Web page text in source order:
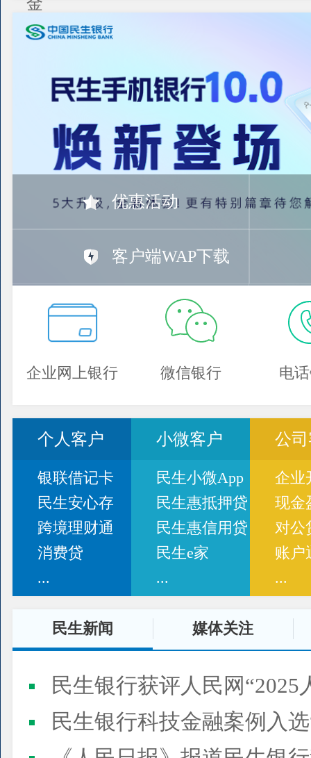
优惠活动
客户端WAP下载
企业网上银行 微信银行 电
个人客户
银联借记卡
民生安心存
跨境理财通
消费贷
...
小微客户
民生小微App
民生惠抵押贷
民生惠信用贷
民生e家
...
公
企业
现金
对公
账户
...
民生新闻 媒体关注
民生银行获评人民网“2025
民生银行科技金融案例入选“2025人民